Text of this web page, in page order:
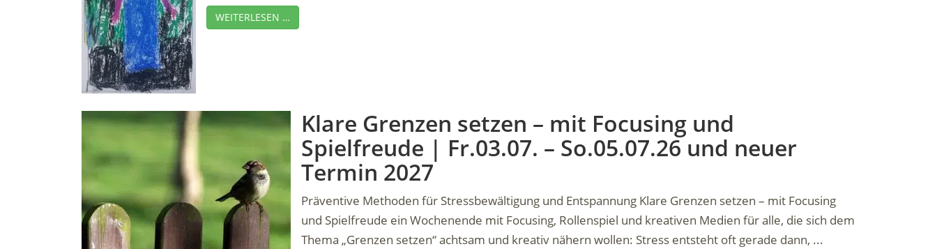
WEITERLESEN …
Klare Grenzen setzen – mit Focusing und
Spielfreude | Fr.03.07. – So.05.07.26 und neuer
Termin 2027
Präventive Methoden für Stressbewältigung und Entspannung Klare Grenzen setzen – mit Focusing
und Spielfreude ein Wochenende mit Focusing, Rollenspiel und kreativen Medien für alle, die sich dem
Thema „Grenzen setzen“ achtsam und kreativ nähern wollen: Stress entsteht oft gerade dann, ...